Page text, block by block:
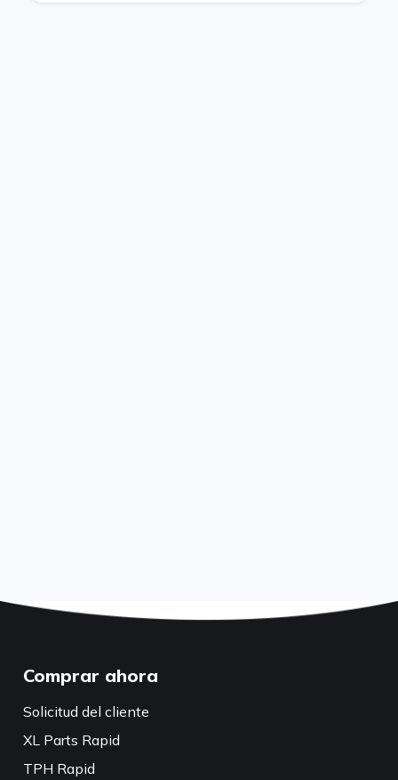
Comprar ahora
Solicitud del cliente
XL Parts Rapid
TPH Rapid